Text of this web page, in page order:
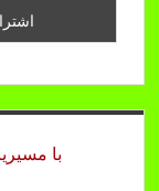
با